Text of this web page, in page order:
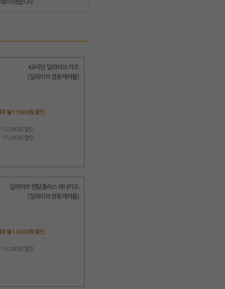
드리겠습니다.
KB국민 딜라이브 카드
(딜라이브 경동케이블)
대 월 17,000원 할인
12,000원 할인
17,000원 할인
딜라이브 렌탈플러스 하나카드
(딜라이브 경동케이블)
대 월 13,000원 할인
13,000원 할인